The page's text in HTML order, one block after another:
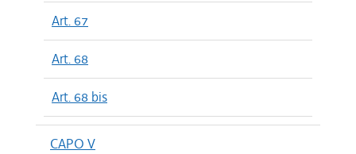
Art. 67
Art. 68
Art. 68 bis
CAPO V